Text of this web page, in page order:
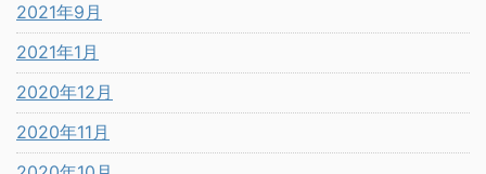
2021年9月
2021年1月
2020年12月
2020年11月